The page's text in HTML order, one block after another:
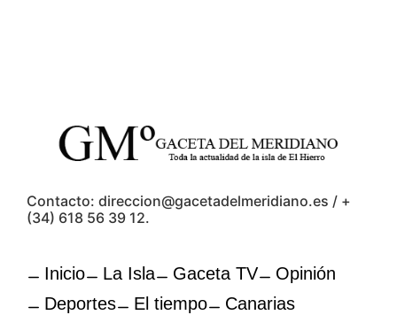
Contacto: direccion@gacetadelmeridiano.es / +
(34) 618 56 39 12.
Inicio La Isla Gaceta TV
Opinión
Deportes
El tiempo
Canarias